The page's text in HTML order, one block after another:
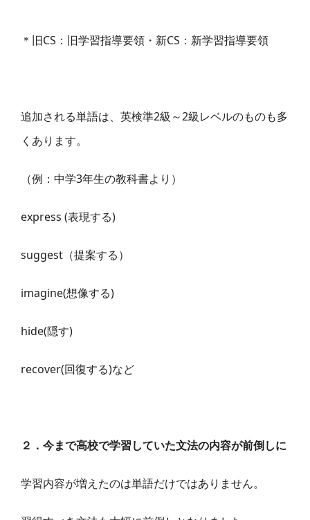
＊旧CS：旧学習指導要領・新CS：新学習指導要領
追加される単語は、英検準2級～2級レベルのものも多
くあります。
（例：中学3年生の教科書より）
express (表現する)
suggest（提案する）
imagine(想像する)
hide(隠す)
recover(回復する)など
２．今まで高校で学習していた文法の内容が前倒しに
学習内容が増えたのは単語だけではありません。